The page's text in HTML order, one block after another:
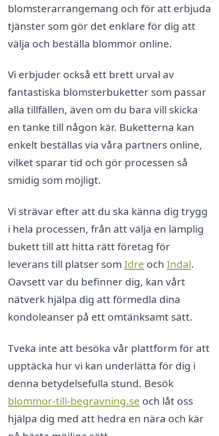
blomsterarrangemang och för att erbjuda
tjänster som gör det enklare för dig att
välja och beställa blommor online.
Vi erbjuder också ett brett urval av
fantastiska blomsterbuketter som passar
alla tillfällen, även om du bara vill skicka
en tanke till någon kär. Buketterna kan
enkelt beställas via våra partners online,
vilket sparar tid och gör processen så
smidig som möjligt.
Vi strävar efter att du ska känna dig trygg
i hela processen, från att välja en lämplig
bukett till att hitta rätt företag för
leverans till platser som Idre och Indal.
Oavsett var du befinner dig, kan vårt
nätverk hjälpa dig att förmedla dina
kondoleanser på ett omtänksamt sätt.
Tveka inte att besöka vår plattform för att
upptäcka hur vi kan underlätta för dig i
denna betydelsefulla stund. Besök
blommor-till-begravning.se och låt oss
hjälpa dig med att hedra en nära och kär